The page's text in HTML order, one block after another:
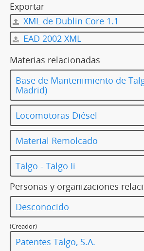
Exportar
XML de Dublin Core 1.1
EAD 2002 XML
Materias relacionadas
Base de Mantenimiento de
Madrid)
Locomotoras Diésel
Material Remolcado
Talgo - Talgo Ii
Personas y organizaciones
Desconocido
(Creador)
Patentes Talgo, S.A.